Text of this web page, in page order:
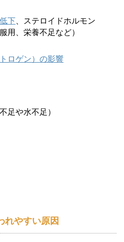
下 、ステロイドホルモン
用、栄養不足など）
ロゲン）の影響
足や水不足）
れやすい原因